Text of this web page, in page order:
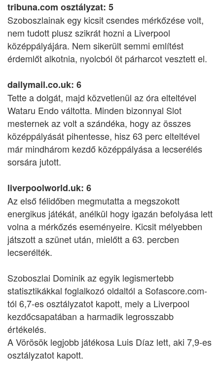
tribuna.com osztályzat: 5
Szoboszlainak egy kicsit csendes mérkőzése volt,
nem tudott plusz szikrát hozni a Liverpool
középpályájára. Nem sikerült semmi említést
érdemlőt alkotnia, nyolcból öt párharcot vesztett el.
dailymail.co.uk: 6
Tette a dolgát, majd közvetlenül az óra elteltével
Wataru Endo váltotta. Minden bizonnyal Slot
mesternek az volt a szándéka, hogy az összes
középpályását pihentesse, hisz 63 perc elteltével
már mindhárom kezdő középpályása a lecserélés
sorsára jutott.
liverpoolworld.uk: 6
Az első félidőben megmutatta a megszokott
energikus játékát, anélkül hogy igazán befolyása lett
volna a mérkőzés eseményeire. Kicsit mélyebben
játszott a szünet után, mielőtt a 63. percben
lecserélték.
Szoboszlai Dominik az egyik legismertebb
statisztikákkal foglalkozó oldaltól a Sofascore.com-
tól 6,7-es osztályzatot kapott, mely a Liverpool
kezdőcsapatában a harmadik legrosszabb
értékelés.
A Vörösök legjobb játékosa Luis Díaz lett, aki 7,9-es
osztályzatot kapott.